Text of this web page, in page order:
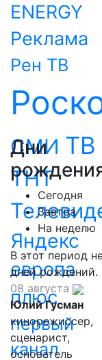
ENERGY
Реклама
Рен ТВ
СМИ ТВ
ТНТ
Яндекс
европа
плюс
первый
канал
Дни
Сегодня
Завтра
На неделю
В этот период
дней рождений.
08 августа
Юлий Гусман
кинорежиссер,
сценарист,
основатель